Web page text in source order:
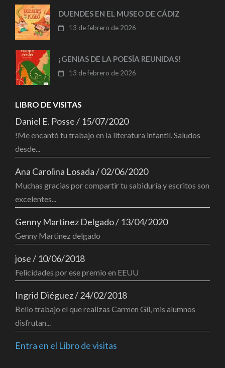
DUENDES EN EL MUSEO DE CÁDIZ
13 de febrero de 2026
¡GENIAS DE LA POESÍA REUNIDAS!
13 de febrero de 2026
LIBRO DE VISITAS
Daniel E. Posse/ 15/07/2020
!Me encantó tu trabajo en la literatura infantil. Saludos
desde...
Ana Carolina Losada/02/06/2020
Muchas gracias por compartir tu sabiduría y escritos son
excelentes...
Genny Martinez Delgado/ 13/04/2020
Genny Martinez delgado
jose/ 10/06/2018
Felicidades por ese premio en EEUU
Ingrid Diéguez/24/02/2018
Bello trabajo el que realizas Carmen Gil, mis alumnos
disfrutan...
Entra en el Libro de visitas